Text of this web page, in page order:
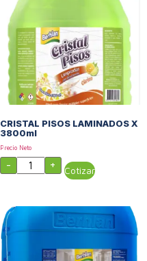
CRISTAL PISOS LAMINADOS X
3800ml
Precio Neto
- + Cotizar